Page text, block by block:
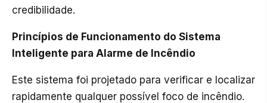
credibilidade.
Princípios de Funcionamento do Sistema
Inteligente para Alarme de Incêndio
Este sistema foi projetado para verificar e localizar
rapidamente qualquer possível foco de incêndio.